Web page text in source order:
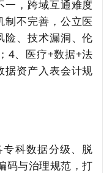
一，跨域互通难度
制不完善，公立医
险、技术漏洞、伦
4、医疗+数据+法
据资产入表会计规
专科数据分级、脱
码与治理规范，打